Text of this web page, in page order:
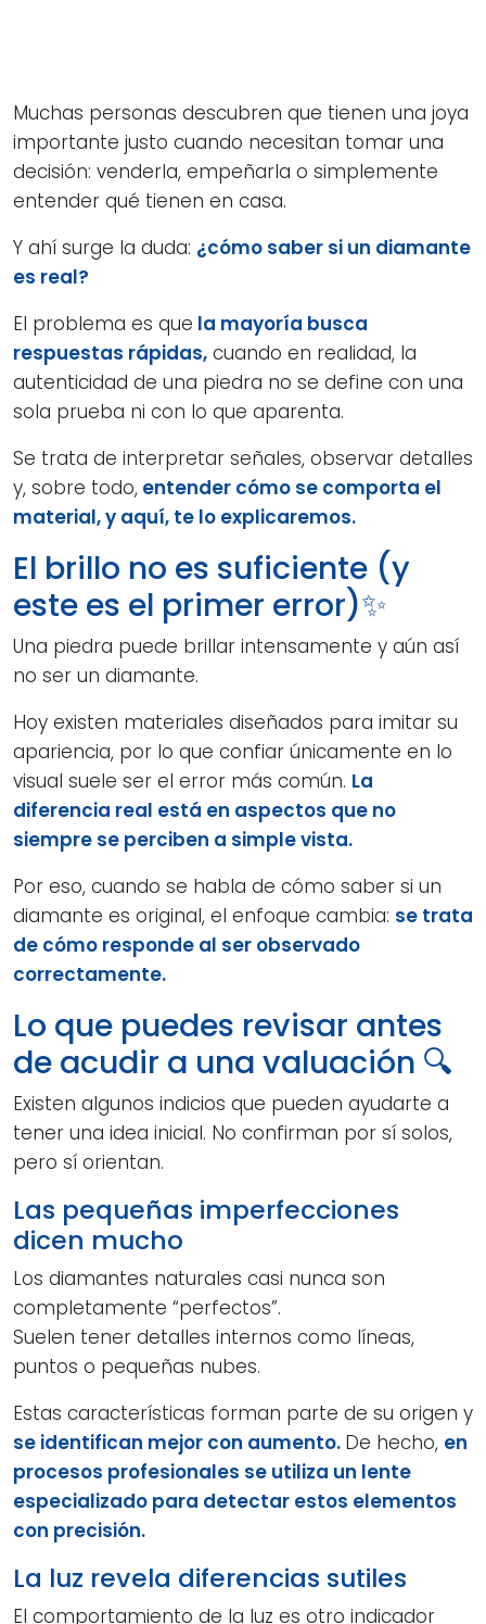
Muchas personas descubren que tienen una joya
importante justo cuando necesitan tomar una
decisión: venderla, empeñarla o simplemente
entender qué tienen en casa.
Y ahí surge la duda: ¿cómo saber si un diamante
es real?
El problema es que la mayoría busca
respuestas rápidas, cuando en realidad, la
autenticidad de una piedra no se define con una
sola prueba ni con lo que aparenta.
Se trata de interpretar señales, observar detalles
y, sobre todo, entender cómo se comporta el
material, y aquí, te lo explicaremos.
El brillo no es suficiente (y
este es el primer error)✨
Una piedra puede brillar intensamente y aún así
no ser un diamante.
Hoy existen materiales diseñados para imitar su
apariencia, por lo que confiar únicamente en lo
visual suele ser el error más común. La
diferencia real está en aspectos que no
siempre se perciben a simple vista.
Por eso, cuando se habla de cómo saber si un
diamante es original, el enfoque cambia: se trata
de cómo responde al ser observado
correctamente.
Lo que puedes revisar antes
de acudir a una valuación 🔍
Existen algunos indicios que pueden ayudarte a
tener una idea inicial. No confirman por sí solos,
pero sí orientan.
Las pequeñas imperfecciones
dicen mucho
Los diamantes naturales casi nunca son
completamente “perfectos”.
Suelen tener detalles internos como líneas,
puntos o pequeñas nubes.
Estas características forman parte de su origen y
se identifican mejor con aumento. De hecho, en
procesos profesionales se utiliza un lente
especializado para detectar estos elementos
con precisión.
La luz revela diferencias sutiles
El comportamiento de la luz es otro indicador